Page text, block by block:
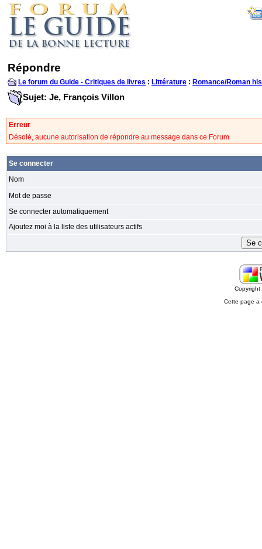
Répondre
Le forum du Guide - Critiques de livres : Littérature : Romance/Roman
Sujet: Je, François Villon
Erreur
Désolé, aucune autorisation de répondre au message dans ce Forum
Se connecter
Nom
Mot de passe
Se connecter automatiquement
Ajoutez moi à la liste des utilisateurs actifs
Cette page a